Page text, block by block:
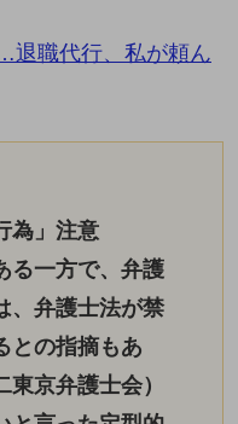
退職代行、私が頼ん
為」注意
る一方で、弁護
、弁護士法が禁
との指摘もあ
京弁護士会）